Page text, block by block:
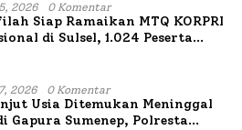
2026 0 Komentar
Siap Ramaikan MTQ KORPRI
di Sulsel, 1.024 Peserta
2026 0 Komentar
Usia Ditemukan Meninggal
Gapura Sumenep, Polresta